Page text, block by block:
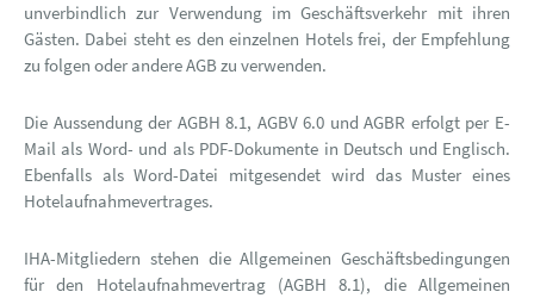
unverbindlich zur Verwendung im Geschäftsverkehr mit ihren
Gästen. Dabei steht es den einzelnen Hotels frei, der Empfehlung
zu folgen oder andere AGB zu verwenden.
Die Aussendung der AGBH 8.1, AGBV 6.0 und AGBR erfolgt per E-
Mail als Word- und als PDF-Dokumente in Deutsch und Englisch.
Ebenfalls als Word-Datei mitgesendet wird das Muster eines
Hotelaufnahmevertrages.
IHA-Mitgliedern stehen die Allgemeinen Geschäftsbedingungen
für den Hotelaufnahmevertrag (AGBH 8.1), die Allgemeinen